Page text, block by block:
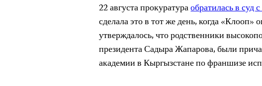
22 августа прокуратураобратилась в суд
сделала это в тот же день, когда «Клооп»
утверждалось, что родственники
президента Садыра Жапарова, были
академии в Кыргызстане по франшизе